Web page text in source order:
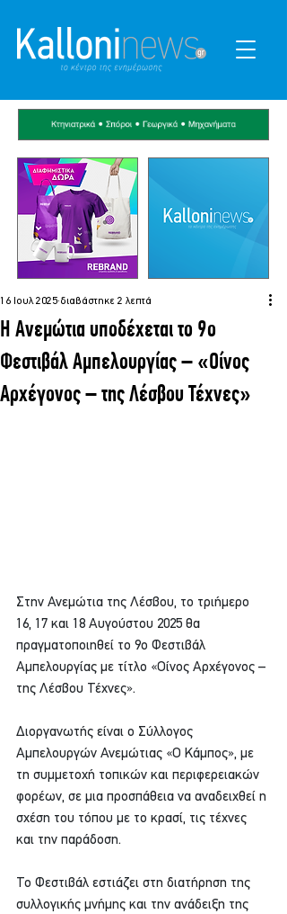
Η Ανεμώτια υποδέχεται το 9ο
Φεστιβάλ Αμπελουργίας – «Οίνος
Αρχέγονος – της Λέσβου Τέχνες»
16 Ιουλ 2025 διαβάστηκε 2 λεπτά
Στην Ανεμώτια της Λέσβου, το τριήμερο
16, 17 και 18 Αυγούστου 2025 θα
πραγματοποιηθεί το 9ο Φεστιβάλ
Αμπελουργίας με τίτλο «Οίνος Αρχέγονος –
της Λέσβου Τέχνες».
Διοργανωτής είναι ο Σύλλογος
Αμπελουργών Ανεμώτιας «Ο Κάμπος», με
τη συμμετοχή τοπικών και περιφερειακών
φορέων, σε μια προσπάθεια να αναδειχθεί η
σχέση του τόπου με το κρασί, τις τέχνες
και την παράδοση.
Το Φεστιβάλ εστιάζει στη διατήρηση της
συλλογικής μνήμης και την ανάδειξη της